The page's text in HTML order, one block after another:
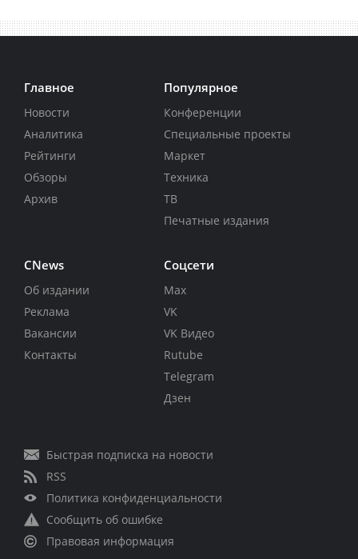
Главное
Новости
Аналитика
Рейтинги
Обзоры
Архив
Популярное
Конференции
Специальные проекты
Маркет
Техника
ТВ
Печатные издания
CNews
Об издании
Реклама
Вакансии
Контакты
Соцсети
Max
VK
VK Видео
Rutube
Telegram
Дзен
Быстрая подписка на новости
RSS
Политика конфиденциальности
Сообщить об ошибке
Правовая информация